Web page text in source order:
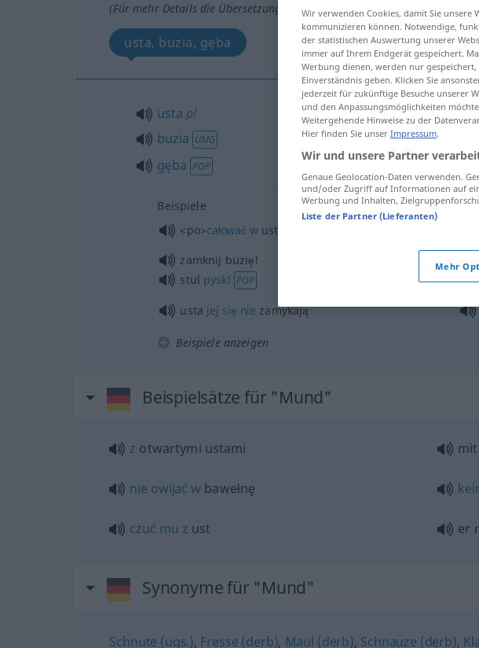
(Für mehr Details die Übersetzung anklicken/antippen)
usta, buzia, gęba
usta pl
buzia UMG
gęba POP
Beispiele
<po>całować w usta
zamknij buzię!
stul pysk! POP
usta jej się nie zamykają
Beispiele anzeigen
Beispielsätze für "Mund"
z otwartymi ustami
nie owijać w bawełnę
czuć mu z ust er
Synonyme für "Mund"
Schnute (ugs.), Fresse (derb), Maul (derb), Schnauze (derb),
Wir verwenden Cookies, damit Sie
kommunizieren können. Notwendige,
der statistischen Auswertung unserer
immer auf Ihrem Endgerät gespeichert.
Werbung dienen, werden nur
Einverständnis geben. Klicken Sie
jederzeit für zukünftige Besuche unserer
und den Anpassungsmöglichkeiten
Weitergehende Hinweise zu der
Hier finden Sie unser Impressum.
Wir und unsere Partner
Genaue Geolocation-Daten verwenden.
und/oder Zugriff auf Informationen auf
Werbung und Inhalten,
Liste der Partner (Lieferanten)
Mehr